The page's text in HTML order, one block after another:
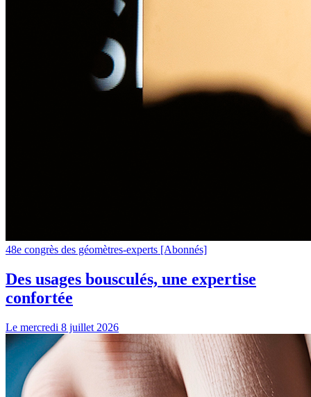
48e congrès des géomètres-experts [Abonnés]
Des usages bousculés, une expertise
confortée
Le mercredi 8 juillet 2026